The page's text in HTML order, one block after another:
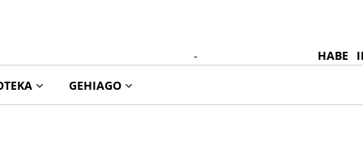
- HABE
GEHIAGO